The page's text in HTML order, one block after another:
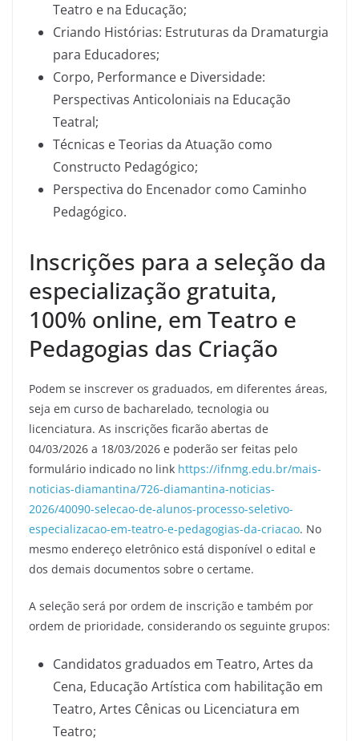
Teatro e na Educação;
Criando Histórias: Estruturas da Dramaturgia
para Educadores;
Corpo, Performance e Diversidade:
Perspectivas Anticoloniais na Educação
Teatral;
Técnicas e Teorias da Atuação como
Constructo Pedagógico;
Perspectiva do Encenador como Caminho
Pedagógico.
Inscrições para a seleção da
especialização gratuita,
100% online, em Teatro e
Pedagogias das Criação
Podem se inscrever os graduados, em diferentes áreas,
seja em curso de bacharelado, tecnologia ou
licenciatura. As inscrições ficarão abertas de
04/03/2026 a 18/03/2026 e poderão ser feitas pelo
formulário indicado no link https://ifnmg.edu.br/mais-
noticias-diamantina/726-diamantina-noticias-
2026/40090-selecao-de-alunos-processo-seletivo-
especializacao-em-teatro-e-pedagogias-da-criacao. No
mesmo endereço eletrônico está disponível o edital e
dos demais documentos sobre o certame.
A seleção será por ordem de inscrição e também por
ordem de prioridade, considerando os seguinte grupos:
Candidatos graduados em Teatro, Artes da
Cena, Educação Artística com habilitação em
Teatro, Artes Cênicas ou Licenciatura em
Teatro;